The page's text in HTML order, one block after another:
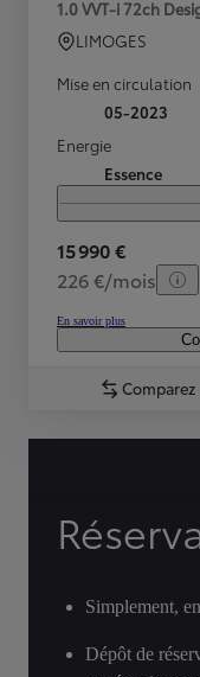
1.0 VVT-i 72ch
LIMOGES
Mise en circulation
05-2023
Energie
Essence
15 990 €
226 €/mois
En savoir plus
Comparez
Simplement,
Dépôt de